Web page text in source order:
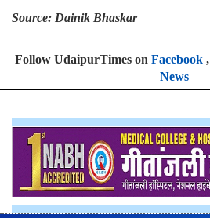
Source: Dainik Bhaskar
Follow UdaipurTimes on Facebook,
News